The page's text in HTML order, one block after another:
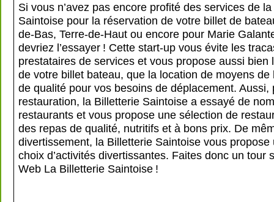
Si vous n’avez pas encore profité des services de
Saintoise pour la réservation de votre billet de
de-Bas, Terre-de-Haut ou encore pour Marie
devriez l’essayer ! Cette start-up vous évite les
prestataires de services et vous propose aussi bien
de votre billet bateau, que la location de moyens de
de qualité pour vos besoins de déplacement. Aussi,
restauration, la Billetterie Saintoise a essayé de
restaurants et vous propose une sélection de
des repas de qualité, nutritifs et à bons prix. De
divertissement, la Billetterie Saintoise vous propose
choix d’activités divertissantes. Faites donc un tour
Web La Billetterie Saintoise !